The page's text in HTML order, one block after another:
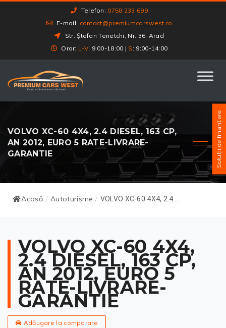
Telefon: 0758 233 699
E-mail: contact@premiumcarswest.ro
Str. Ștefan Tenetchi, Nr. 36, Arad
Orar: L-V: 9:00-18:00 | S : 9:00-14:00
VOLVO XC-60 4X4, 2.4 DIESEL, 163 CP,
AN 2012, EURO 5 RATE-LIVRARE-
GARANTIE
Acasă / Autoturisme / VOLVO XC-60 4X4, 2.4...
VOLVO XC-60 4X4,
2.4 DIESEL, 163 CP,
AN 2012, EURO 5
RATE-LIVRARE-
GARANTIE
Adăugare la comparare
Soluții de finanțare